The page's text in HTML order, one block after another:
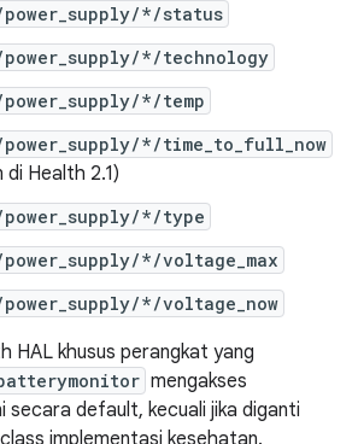
*/status
*/technology
*/temp
*/time_to_full_now
Health 2.1)
*/type
*/voltage_max
*/voltage_now
HAL khusus perangkat yang
mengakses
secara default, kecuali jika diganti
implementasi kesehatan.